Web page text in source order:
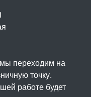
переходим на
точку.
работе будет